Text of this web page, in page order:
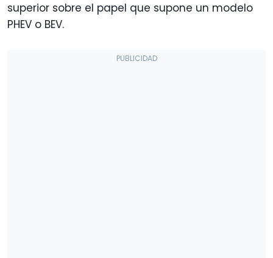
superior sobre el papel que supone un modelo
PHEV o BEV.